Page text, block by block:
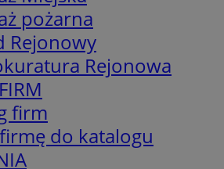
pożarna
Rejonowy
Rejonowa
firm
do katalogu